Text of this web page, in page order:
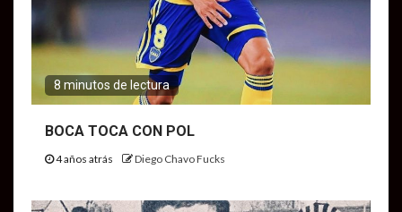
8 minutos de lectura
BOCA TOCA CON POL
4 años atrás Diego Chavo Fucks